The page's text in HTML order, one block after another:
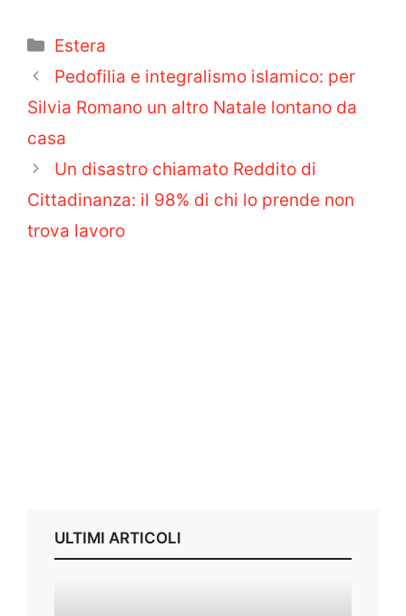
Categorie
Estera
Pedofilia e integralismo islamico: per
Silvia Romano un altro Natale lontano da
casa
Un disastro chiamato Reddito di
Cittadinanza: il 98% di chi lo prende non
trova lavoro
ULTIMI ARTICOLI